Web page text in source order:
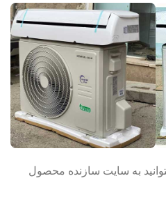
به سایت سازنده محصول